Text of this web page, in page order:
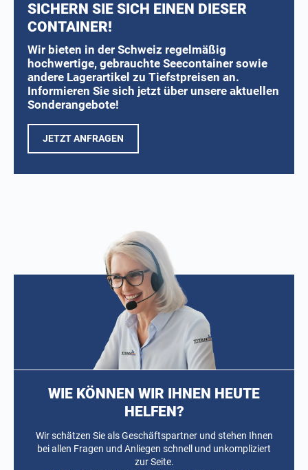
SICHERN SIE SICH EINEN DIESER
CONTAINER!
Wir bieten in der Schweiz regelmäßig
hochwertige, gebrauchte Seecontainer sowie
andere Lagerartikel zu Tiefstpreisen an.
Informieren Sie sich jetzt über unsere aktuellen
Sonderangebote!
JETZT ANFRAGEN
WIE KÖNNEN WIR IHNEN HEUTE
HELFEN?
Wir schätzen Sie als Geschäftspartner und stehen Ihnen
bei allen Fragen und Anliegen schnell und unkompliziert
zur Seite.